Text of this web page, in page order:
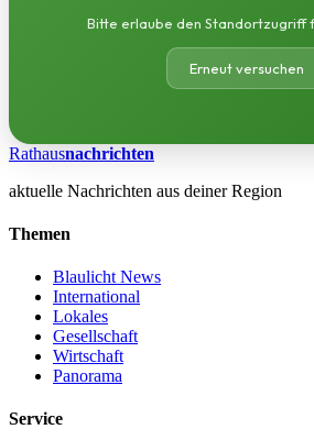
Bitte erlaube den Standortzugriff
Erneut versuchen
Rathausnachrichten
aktuelle Nachrichten aus deiner Region
Themen
Blaulicht News
International
Lokales
Gesellschaft
Wirtschaft
Panorama
Service